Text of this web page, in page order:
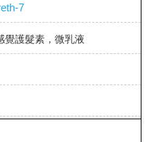
7
覺護髮素，微乳液